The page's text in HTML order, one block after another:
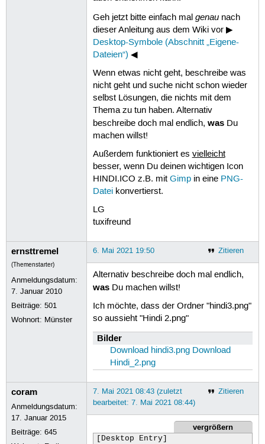
Geh jetzt bitte einfach mal genaunach
dieser Anleitung aus dem Wiki vor ▶
Desktop-Symbole (Abschnitt „Eigene-
Dateien“) ◀
Wenn etwas nicht geht, beschreibe was
nicht geht und suche nicht schon wieder
selbst Lösungen, die nichts mit dem
Thema zu tun haben. Alternativ
beschreibe doch mal endlich, wasDu
machen willst!
Außerdem funktioniert es vielleicht
besser, wenn Du deinen wichtigen Icon
HINDI.ICO z.B. mit Gimpin eine PNG-
Dateikonvertierst.
LG
tuxifreund
ernsttremel
(Themenstarter)
Anmeldungsdatum:
7. Januar 2010
Beiträge:501
Wohnort: Münster
Zitieren
6. Mai 2021 19:50
Alternativ beschreibe doch mal endlich,
wasDu machen willst!
Ich möchte, dass der Ordner "hindi3.png"
so aussieht "Hindi 2.png"
Bilder
Download hindi3.png Download
Hindi_2.png
coram
Anmeldungsdatum:
17. Januar 2015
Beiträge:645
Zitieren
7. Mai 2021 08:43 (zuletzt
bearbeitet: 7. Mai 2021 08:44)
vergrößern
[Desktop Entry]